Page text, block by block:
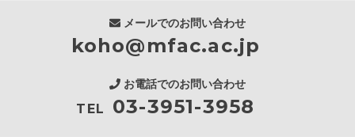
メールでのお問い合わせ
koho@mfac.ac.jp
お電話でのお問い合わせ
TEL 03-3951-3958